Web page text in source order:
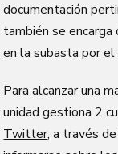
documentación
también se
en la subasta por
Para alcanzar una
unidad gestiona 2
Twitter, a través